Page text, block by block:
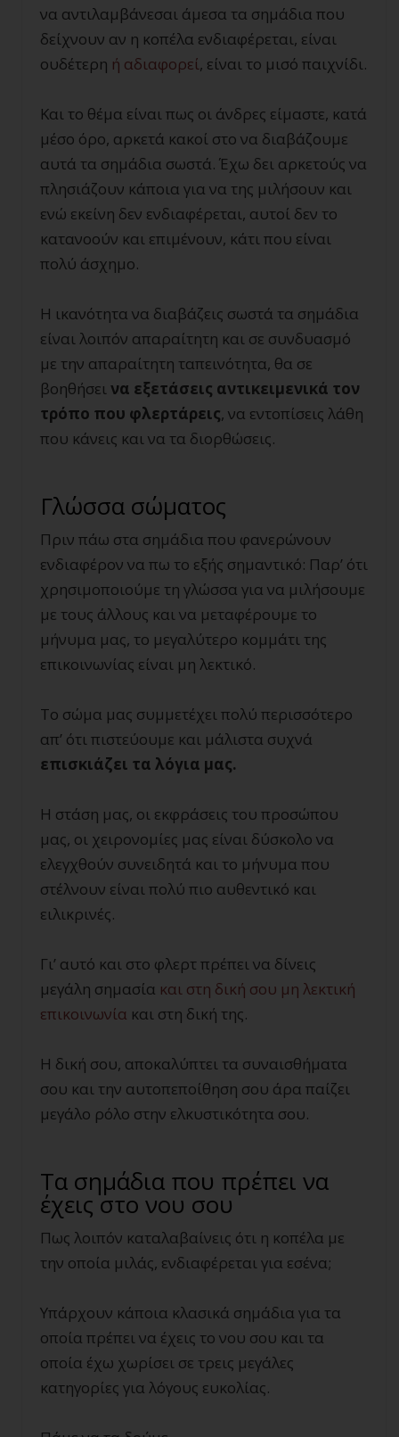
να αντιλαμβάνεσαι άμεσα τα σημάδια που
δείχνουν αν η κοπέλα ενδιαφέρεται, είναι
ουδέτερη ή αδιαφορεί, είναι το μισό παιχνίδι.
Και το θέμα είναι πως οι άνδρες είμαστε, κατά
μέσο όρο, αρκετά κακοί στο να διαβάζουμε
αυτά τα σημάδια σωστά. Έχω δει αρκετούς να
πλησιάζουν κάποια για να της μιλήσουν και
ενώ εκείνη δεν ενδιαφέρεται, αυτοί δεν το
κατανοούν και επιμένουν, κάτι που είναι
πολύ άσχημο.
Η ικανότητα να διαβάζεις σωστά τα σημάδια
είναι λοιπόν απαραίτητη και σε συνδυασμό
με την απαραίτητη ταπεινότητα, θα σε
βοηθήσεινα εξετάσεις αντικειμενικά τον
τρόπο που φλερτάρεις, να εντοπίσεις λάθη
που κάνεις και να τα διορθώσεις.
Γλώσσα σώματος
Πριν πάω στα σημάδια που φανερώνουν
ενδιαφέρον να πω το εξής σημαντικό: Παρ’ ότι
χρησιμοποιούμε τη γλώσσα για να μιλήσουμε
με τους άλλους και να μεταφέρουμε το
μήνυμα μας, το μεγαλύτερο κομμάτι της
επικοινωνίας είναι μη λεκτικό.
Το σώμα μας συμμετέχει πολύ περισσότερο
απ’ ότι πιστεύουμε και μάλιστα συχνά
επισκιάζει τα λόγια μας.
Η στάση μας, οι εκφράσεις του προσώπου
μας, οι χειρονομίες μας είναι δύσκολο να
ελεγχθούν συνειδητά και το μήνυμα που
στέλνουν είναι πολύ πιο αυθεντικό και
ειλικρινές.
Γι’ αυτό και στο φλερτ πρέπει να δίνεις
μεγάλη σημασία και στη δική σου μη λεκτική
επικοινωνία και στη δική της.
Η δική σου, αποκαλύπτει τα συναισθήματα
σου και την αυτοπεποίθηση σου άρα παίζει
μεγάλο ρόλο στην ελκυστικότητα σου.
Τα σημάδια που πρέπει να
έχεις στο νου σου
Πως λοιπόν καταλαβαίνεις ότι η κοπέλα με
την οποία μιλάς, ενδιαφέρεται για εσένα;
Υπάρχουν κάποια κλασικά σημάδια για τα
οποία πρέπει να έχεις το νου σου και τα
οποία έχω χωρίσει σε τρεις μεγάλες
κατηγορίες για λόγους ευκολίας.